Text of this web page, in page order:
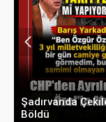
Şadırvanda
Böldü